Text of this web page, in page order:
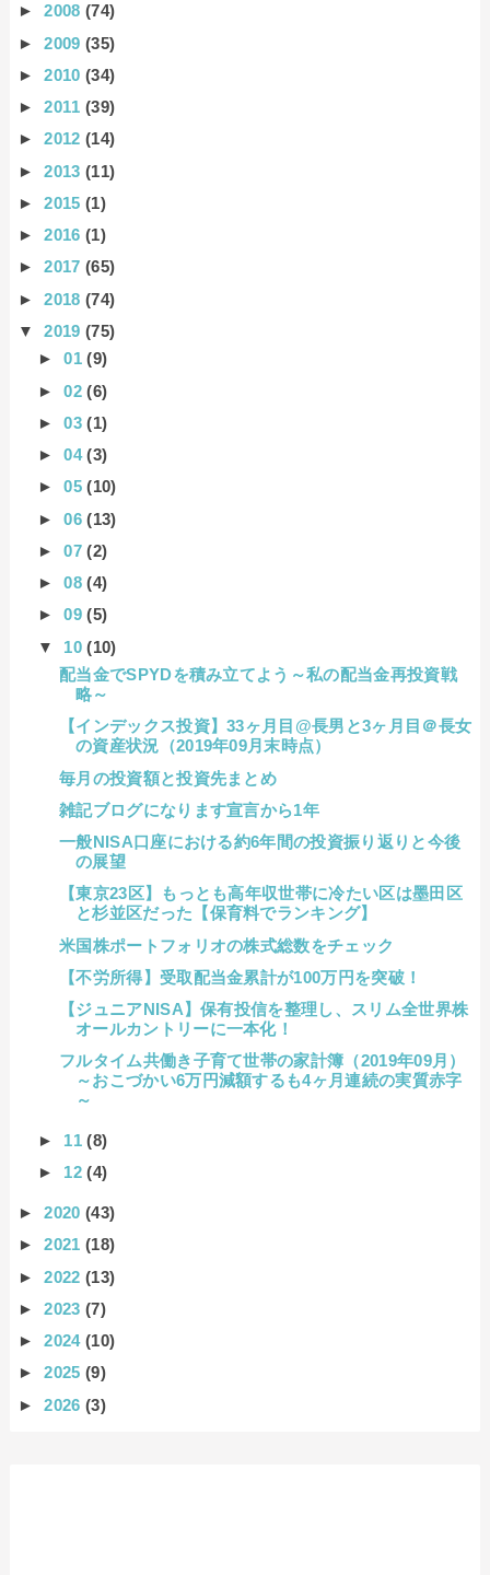
►2008(74)
►2009(35)
►2010(34)
►2011(39)
►2012(14)
►2013(11)
►2015(1)
►2016(1)
►2017(65)
►2018(74)
▼2019(75)
►01(9)
►02(6)
►03(1)
►04(3)
►05(10)
►06(13)
►07(2)
►08(4)
►09(5)
▼ 10(10)
配当金でSPYDを積み立てよう～私の配当金再投資戦
略～
【インデックス投資】33ヶ月目@長男と3ヶ月目＠長女
の資産状況（2019年09月末時点）
毎月の投資額と投資先まとめ
雑記ブログになります宣言から1年
一般NISA口座における約6年間の投資振り返りと今後
の展望
【東京23区】もっとも高年収世帯に冷たい区は墨田区
と杉並区だった【保育料でランキング】
米国株ポートフォリオの株式総数をチェック
【不労所得】受取配当金累計が100万円を突破！
【ジュニアNISA】保有投信を整理し、スリム全世界株
オールカントリーに一本化！
フルタイム共働き子育て世帯の家計簿（2019年09月）
～おこづかい6万円減額するも4ヶ月連続の実質赤字
～
► 11(8)
► 12(4)
►2020(43)
►2021(18)
►2022(13)
►2023(7)
►2024(10)
►2025(9)
►2026(3)